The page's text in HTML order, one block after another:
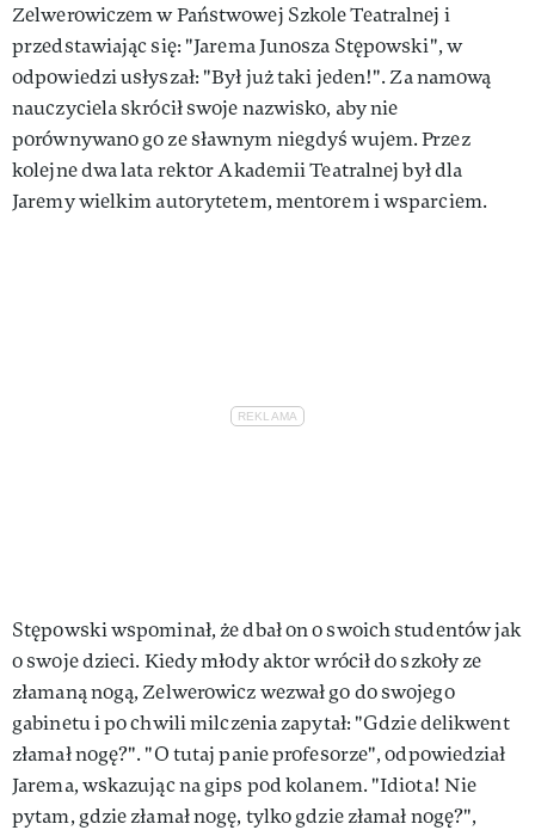
Zelwerowiczem w Państwowej Szkole Teatralnej i
przedstawiając się: "Jarema Junosza Stępowski", w
odpowiedzi usłyszał: "Był już taki jeden!". Za namową
nauczyciela skrócił swoje nazwisko, aby nie
porównywano go ze sławnym niegdyś wujem. Przez
kolejne dwa lata rektor Akademii Teatralnej był dla
Jaremy wielkim autorytetem, mentorem i wsparciem.
Stępowski wspominał, że dbał on o swoich studentów jak
o swoje dzieci. Kiedy młody aktor wrócił do szkoły ze
złamaną nogą, Zelwerowicz wezwał go do swojego
gabinetu i po chwili milczenia zapytał: "Gdzie delikwent
złamał nogę?". "O tutaj panie profesorze", odpowiedział
Jarema, wskazując na gips pod kolanem. "Idiota! Nie
pytam, gdzie złamał nogę, tylko gdzie złamał nogę?",